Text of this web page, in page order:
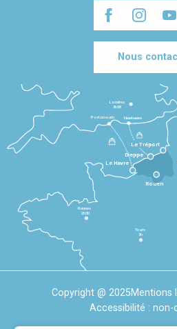
Nous
Le Havre
Dieppe
Le Tréport
Rennes
2h30
Tours
3h
Londres
3h30
Newhaven
Portsmouth
Rouen
Copyright @ 2025Mentions
Accessibilité :